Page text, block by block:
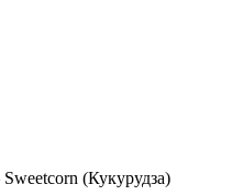
(Кукурудза)